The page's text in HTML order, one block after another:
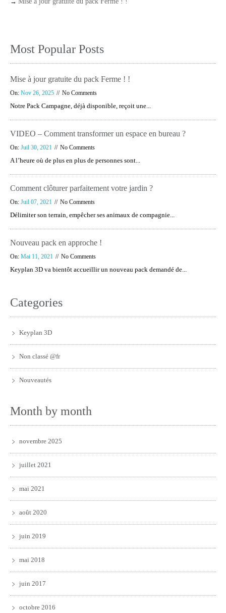
Most Popular Posts
Mise à jour gratuite du pack Ferme ! !
On: Nov 26, 2025 No Comments
Notre Pack Campagne, déjà disponible, reçoit une...
VIDEO – Comment transformer un espace en bureau ?
On: Juil 30, 2021 No Comments
A l’heure où de plus en plus de personnes sont...
Comment clôturer parfaitement votre jardin ?
On: Juil 07, 2021 No Comments
Délimiter son terrain, empêcher ses animaux de compagnie...
Nouveau pack en approche !
On: Mai 11, 2021 No Comments
Keyplan 3D va bientôt accueillir un nouveau pack demandé de...
Categories
Keyplan 3D
Non classé @fr
Nouveautés
Month by month
novembre 2025
juillet 2021
mai 2021
août 2020
juin 2019
mai 2018
juin 2017
octobre 2016